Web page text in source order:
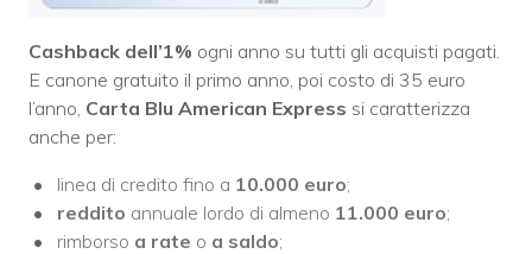
Cashback dell’1% ogni anno su tutti gli acquisti pagati.
E canone gratuito il primo anno, poi costo di 35 euro
l’anno, Carta Blu American Express si caratterizza
anche per:
linea di credito fino a 10.000 euro;
reddito annuale lordo di almeno 11.000 euro;
rimborso a rate o a saldo;